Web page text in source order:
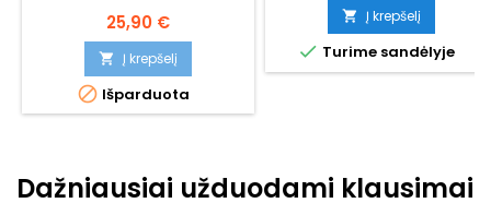
Kaina
25,90 €
 Į krepšelį
 Išparduota
 Į krepšelį
 Turime sandėlyje
Dažniausiai užduodami klausimai